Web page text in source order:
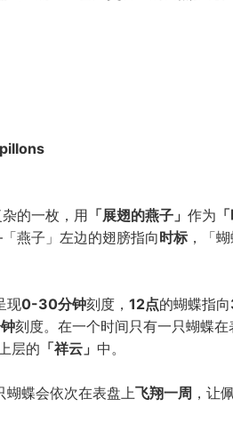
的一枚，用 「展翅的燕子」 作为
燕子」左边的翅膀指向时标，「
现0-30分钟刻度， 12点的蝴蝶指向
刻度。在一个时间只有一只蝴蝶在
层的 「祥云」 中。
蝴蝶会依次在表盘上飞翔一周 ，让